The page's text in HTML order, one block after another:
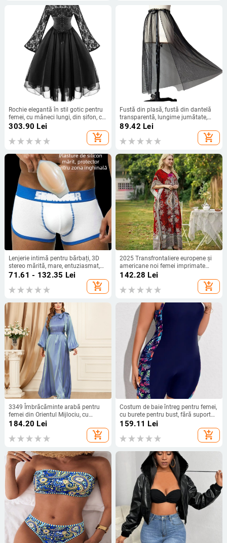
Rochie elegantă în stil gotic pentru
femei, cu mâneci lungi, din șifon, cu
cusături din dantelă, 2023
303.90 Lei
add_shopping_cart
Fustă din plasă, fustă din dantelă
transparentă, lungime jumătate,
fustă medie, talie înaltă, drapată cu
89.42 Lei
add_shopping_cart
Lenjerie intimă pentru bărbați, 3D
stereo mărită, mare, entuziasmat,
complet, pantaloni de baie din
silicon, pad pentru schi, sport,
protecție pentru bărbați, JJ Pad
71.61 - 132.35 Lei
add_shopping_cart
2025 Transfrontaliere europene și
americane noi femei imprimate
fustă de mărime mare vrac guler
vacanță la malul mării
142.28 Lei
add_shopping_cart
3349 Îmbrăcăminte arabă pentru
femei din Orientul Mijlociu, cu
dantelă, culoare solidă,
transfrontalieră, cu mânecă lungă,
rochie de comerț exterior europeană
184.20 Lei
add_shopping_cart
Costum de baie întreg pentru femei,
cu burete pentru bust, fără suport
metalic, material poliester 82%,
pentru înot și sporturi acvatice
159.11 Lei
add_shopping_cart